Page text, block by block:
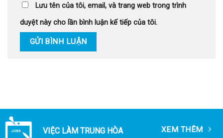
Lưu tên của tôi, email, và trang web trong trình
duyệt này cho lần bình luận kế tiếp của tôi.
VIỆC LÀM TRUNG HÒA XEM THÊM